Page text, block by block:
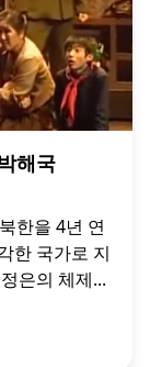
해국
한을 4년 연
한 국가로 지
은의 체제...